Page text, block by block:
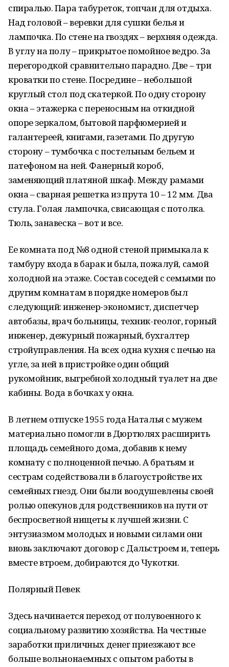
спиралью. Пара табуреток, топчан для отдыха.
Над головой – веревки для сушки белья и
лампочка. По стене на гвоздях – верхняя одежда.
В углу на полу – прикрытое помойное ведро. За
перегородкой сравнительно парадно. Две – три
кроватки по стене. Посредине – небольшой
круглый стол под скатеркой. По одну сторону
окна – этажерка с переносным на откидной
опоре зеркалом, бытовой парфюмерией и
галантереей, книгами, газетами. По другую
сторону – тумбочка с постельным бельем и
патефоном на ней. Фанерный короб,
заменяющий платяной шкаф. Между рамами
окна – сварная решетка из прута 10 – 12 мм. Два
стула. Голая лампочка, свисающая с потолка.
Тюль, занавеска – вот и все.
Ее комната под №8 одной стеной примыкала к
тамбуру входа в барак и была, пожалуй, самой
холодной на этаже. Состав соседей с семьями по
другим комнатам в порядке номеров был
следующий: инженер-экономист, диспетчер
автобазы, врач больницы, техник-геолог, горный
инженер, дежурный пожарный, бухгалтер
стройуправления. На всех одна кухня с печью на
угле, за ней в пристройке один общий
рукомойник, выгребной холодный туалет на две
кабины. Вода в бочках у окна.
В летнем отпуске 1955 года Наталья с мужем
материально помогли в Дюртюлях расширить
площадь семейного дома, добавив к нему
комнату с полноценной печью. А братьям и
сестрам содействовали в благоустройстве их
семейных гнезд. Они были воодушевлены своей
ролью опекунов для родственников на пути от
беспросветной нищеты к лучшей жизни. С
энтузиазмом молодых и новыми силами они
вновь заключают договор с Дальстроем и, теперь
вместе втроем, добираются до Чукотки.
Полярный Певек
Здесь начинается переход от полувоенного к
социальному развитию хозяйства. На честные
заработки приличных денег приезжают все
больше вольнонаемных с опытом работы в